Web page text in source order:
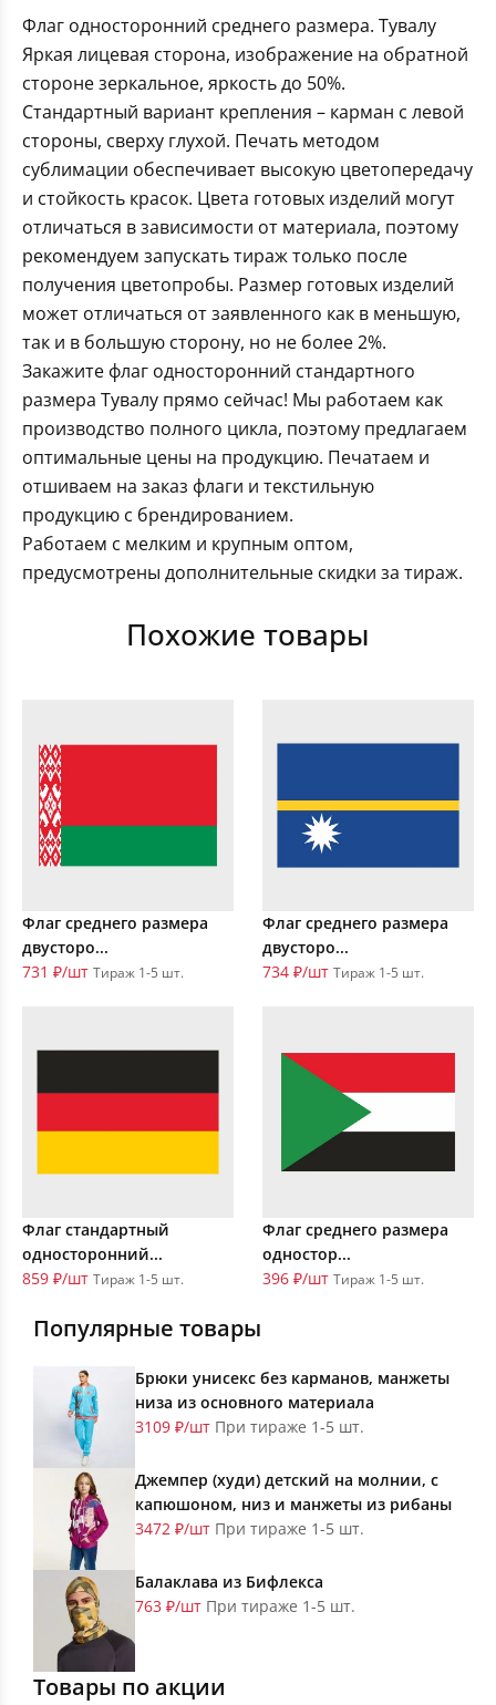
Флаг односторонний среднего размера. Тувалу
Яркая лицевая сторона, изображение на обратной
стороне зеркальное, яркость до 50%.
Стандартный вариант крепления – карман с левой
стороны, сверху глухой. Печать методом
сублимации обеспечивает высокую цветопередачу
и стойкость красок. Цвета готовых изделий могут
отличаться в зависимости от материала, поэтому
рекомендуем запускать тираж только после
получения цветопробы. Размер готовых изделий
может отличаться от заявленного как в меньшую,
так и в большую сторону, но не более 2%.
Закажите флаг односторонний стандартного
размера Тувалу прямо сейчас! Мы работаем как
производство полного цикла, поэтому предлагаем
оптимальные цены на продукцию. Печатаем и
отшиваем на заказ флаги и текстильную
продукцию с брендированием.
Работаем с мелким и крупным оптом,
предусмотрены дополнительные скидки за тираж.
Похожие товары
Флаг среднего размера
двусторо...
731 ₽/шт Тираж 1-5 шт.
Флаг среднего размера
двусторо...
734 ₽/шт Тираж 1-5 шт.
Флаг стандартный
односторонний...
859 ₽/шт Тираж 1-5 шт.
Флаг среднего размера
одностор...
396 ₽/шт Тираж 1-5 шт.
Популярные товары
Брюки унисекс без карманов, манжеты
низа из основного материала
3109 ₽/шт При тираже 1-5 шт.
Джемпер (худи) детский на молнии, с
капюшоном, низ и манжеты из рибаны
3472 ₽/шт При тираже 1-5 шт.
Балаклава из Бифлекса
763 ₽/шт При тираже 1-5 шт.
Товары по акции